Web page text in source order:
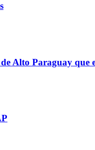
Alto Paraguay que